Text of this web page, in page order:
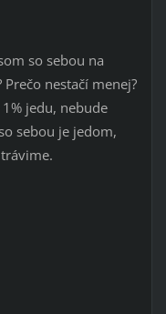
so sebou na
nestačí menej?
jedu, nebude
sebou je jedom,